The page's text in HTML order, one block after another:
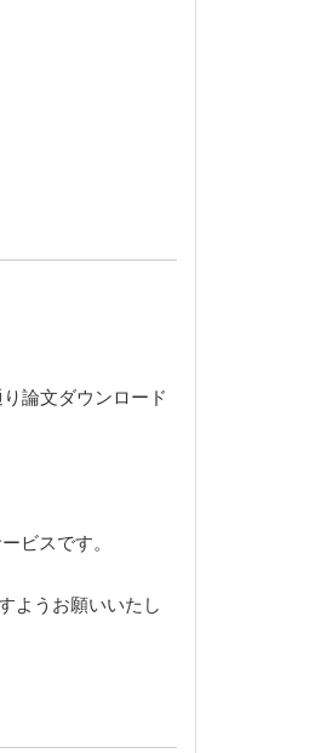
論文ダウンロード
ビスです。
ようお願いいたし